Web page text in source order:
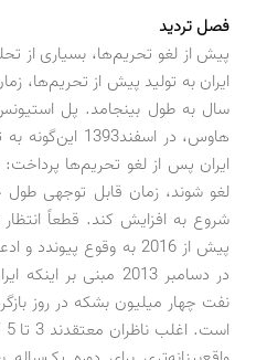
فصل تردید
پیش از لغو تحریم‌ها، بسیاری از
ایران به تولید پیش از تحریم‌ها،
سال به طول بینجامد. پل
هاوس، در
ایران پس از لغو تحریم‌ها
لغو شوند، زمان قابل ‌توجهی
شروع به افزایش کند. قطعاً
پیش از 2016 به وقوع
در دسامبر 2013 مبنی
نفت چهار میلیون بشکه در روز